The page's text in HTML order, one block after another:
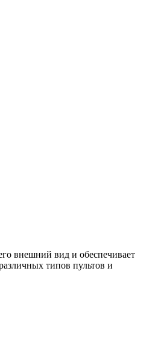
внешний вид и обеспечивает
типов пультов и